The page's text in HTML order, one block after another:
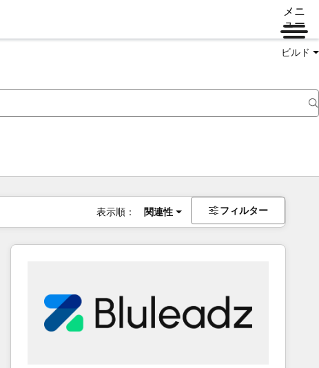
メニ
ュー
ビルド
表示順： 関連性 フィルター